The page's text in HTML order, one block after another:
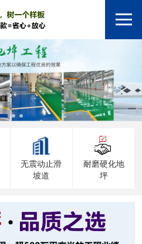
无震动止滑
坡道
耐磨硬化地
坪